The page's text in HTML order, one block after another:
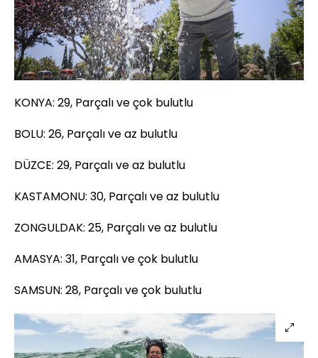
KONYA: 29, Parçalı ve çok bulutlu
BOLU: 26, Parçalı ve az bulutlu
DÜZCE: 29, Parçalı ve az bulutlu
KASTAMONU: 30, Parçalı ve az bulutlu
ZONGULDAK: 25, Parçalı ve az bulutlu
AMASYA: 31, Parçalı ve çok bulutlu
SAMSUN: 28, Parçalı ve çok bulutlu